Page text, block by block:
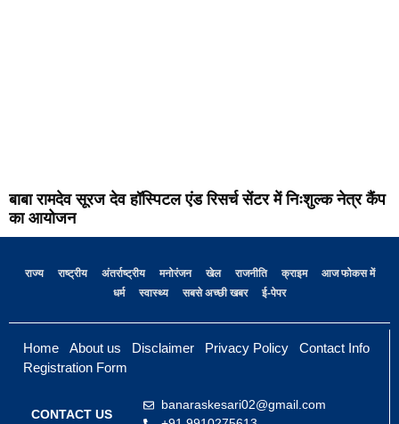
बाबा रामदेव सूरज देव हॉस्पिटल एंड रिसर्च सेंटर में निःशुल्क नेत्र कैंप
का आयोजन
राज्य राष्ट्रीय अंतर्राष्ट्रीय मनोरंजन खेल राजनीति क्राइम
आज फोकस में
धर्म
स्वास्थ्य सबसे अच्छी खबर ई-पेपर
Home About us Disclaimer Privacy Policy
Contact Info
Registration Form
CONTACT US
banaraskesari02@gmail.com